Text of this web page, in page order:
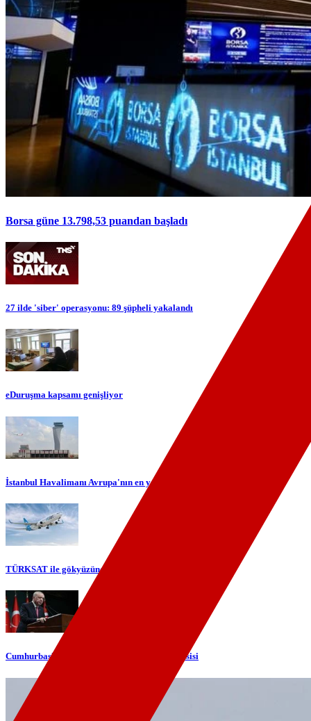
Borsa güne 13.798,53 puandan başladı
27 ilde 'siber' operasyonu: 89 şüpheli yakalandı
eDuruşma kapsamı genişliyor
İstanbul Havalimanı Avrupa'nın en yoğun havalimanı oldu
TÜRKSAT ile gökyüzünde yerli internet dönemi başlıyor
Cumhurbaşkanı Erdoğan'dan telefon diplomasisi